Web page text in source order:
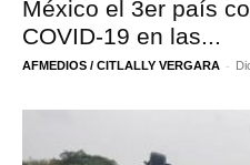
México el 3er país
COVID-19 en las...
AFMEDIOS / CITLALLY VERGARA -